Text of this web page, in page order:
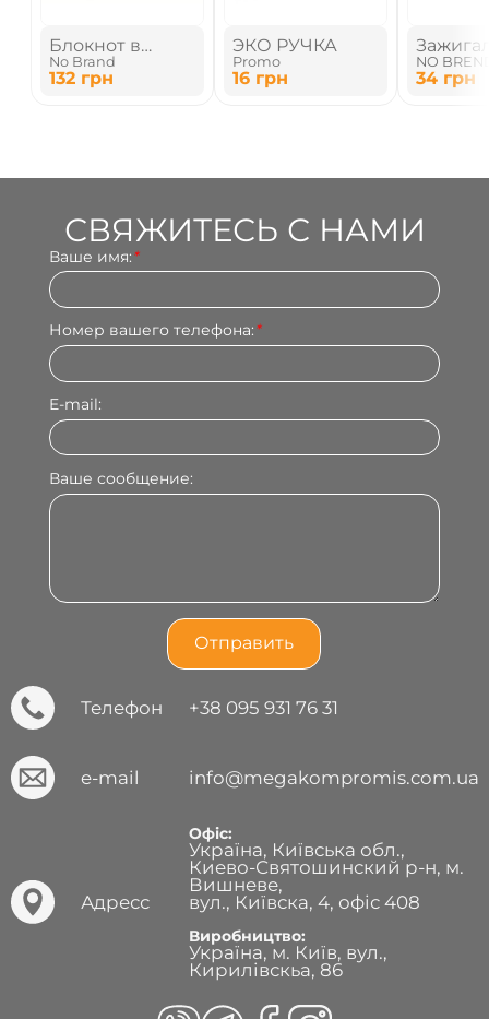
Блокнот в
линию
No Brand
132 грн
ЭКО РУЧКА
Promo
16 грн
пьезо
NO
34 грн
СВЯЖИТЕСЬ С НАМИ
Ваше имя:*
Номер вашего телефона:*
E-mail:
Ваше сообщение:
Телефон +38 095 931 76 31
e-mail info@megakompromis.com.ua
Адресс
Офіс:
Україна, Київська обл.,
Киево-Святошинский р-н, м.
Вишневе,
вул., Київска, 4, офіс 408
Виробництво:
Україна, м. Київ, вул.,
Кирилівскьа, 86